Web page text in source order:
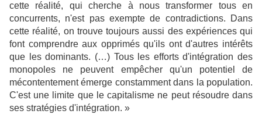
cette réalité, qui cherche à nous transformer tous en
concurrents, n'est pas exempte de contradictions. Dans
cette réalité, on trouve toujours aussi des expériences qui
font comprendre aux opprimés qu'ils ont d'autres intérêts
que les dominants. (…) Tous les efforts d'intégration des
monopoles ne peuvent empêcher qu'un potentiel de
mécontentement émerge constamment dans la population.
C'est une limite que le capitalisme ne peut résoudre dans
ses stratégies d'intégration. »